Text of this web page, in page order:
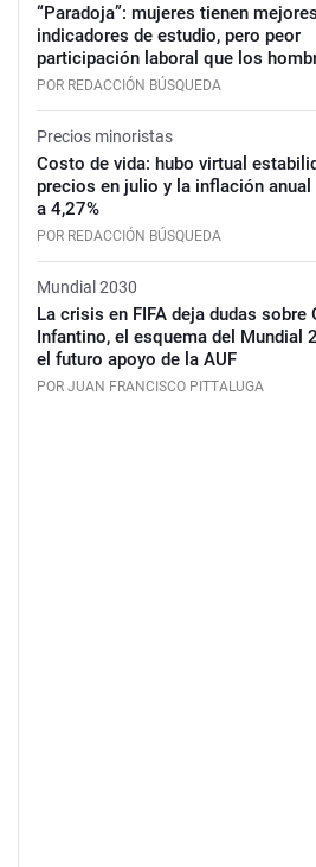
“Paradoja”: mujeres tienen mejores
indicadores de estudio, pero peor
participación laboral que los
POR REDACCIÓN BÚSQUEDA
Precios minoristas
Costo de vida: hubo virtual
precios en julio y la inflación anual
a 4,27%
POR REDACCIÓN BÚSQUEDA
Mundial 2030
La crisis en FIFA deja dudas sobre
Infantino, el esquema del Mundial
el futuro apoyo de la AUF
POR JUAN FRANCISCO PITTALUGA